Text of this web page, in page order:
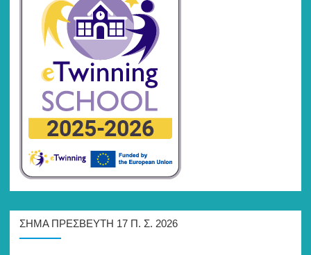
ΣΉΜΑ ΠΡΕΣΒΕΥΤΉ 17 Π. Σ. 2026